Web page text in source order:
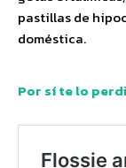
pastillas de
doméstica.
Por sí te lo